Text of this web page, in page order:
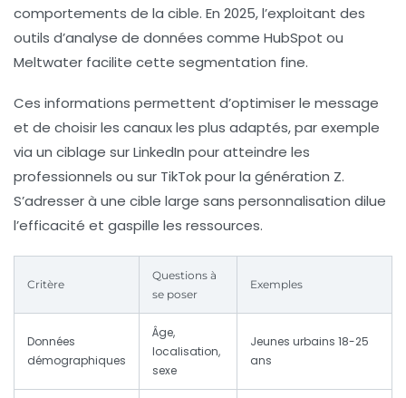
comportements de la cible. En 2025, l’exploitant des
outils d’analyse de données comme HubSpot ou
Meltwater facilite cette segmentation fine.
Ces informations permettent d’optimiser le message
et de choisir les canaux les plus adaptés, par exemple
via un ciblage sur LinkedIn pour atteindre les
professionnels ou sur TikTok pour la génération Z.
S’adresser à une cible large sans personnalisation dilue
l’efficacité et gaspille les ressources.
Critère
Questions à
se poser
Exemples
Données
démographiques
Âge,
localisation,
sexe
Jeunes urbains 18-25
ans